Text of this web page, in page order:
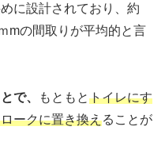
に設計されており、約
mの間取りが平均的と言
で、 もともとトイレにす
ークに置き換えることが